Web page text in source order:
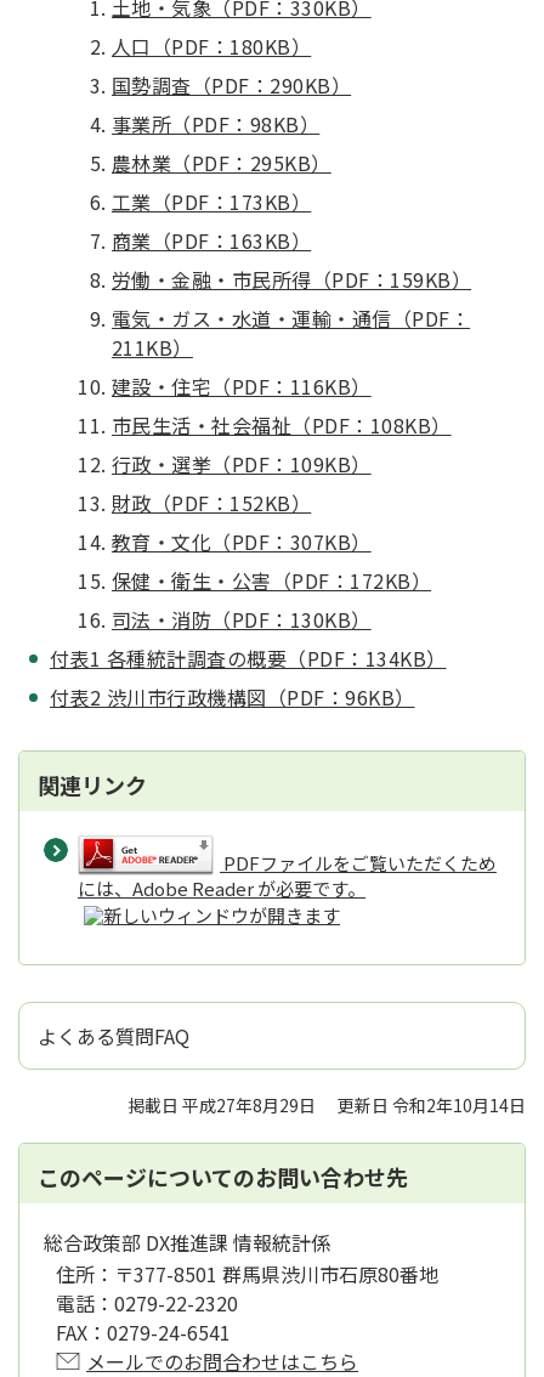
土地・気象（PDF：330KB）
人口（PDF：180KB）
国勢調査（PDF：290KB）
事業所（PDF：98KB）
農林業（PDF：295KB）
工業（PDF：173KB）
商業（PDF：163KB）
労働・金融・市民所得（PDF：159KB）
電気・ガス・水道・運輸・通信（PDF：
211KB）
建設・住宅（PDF：116KB）
市民生活・社会福祉（PDF：108KB）
行政・選挙（PDF：109KB）
財政（PDF：152KB）
教育・文化（PDF：307KB）
保健・衛生・公害（PDF：172KB）
司法・消防（PDF：130KB）
付表1 各種統計調査の概要（PDF：134KB）
付表2 渋川市行政機構図（PDF：96KB）
関連リンク
PDFファイルをご覧いただくため
には、Adobe Reader が必要です。
よくある質問FAQ
掲載日 平成27年8月29日 更新日 令和2年10月14日
このページについてのお問い合わせ先
総合政策部 DX推進課 情報統計係
住所： 〒377-8501 群馬県渋川市石原80番地
電話： 0279-22-2320
FAX： 0279-24-6541
メールでのお問合わせはこちら